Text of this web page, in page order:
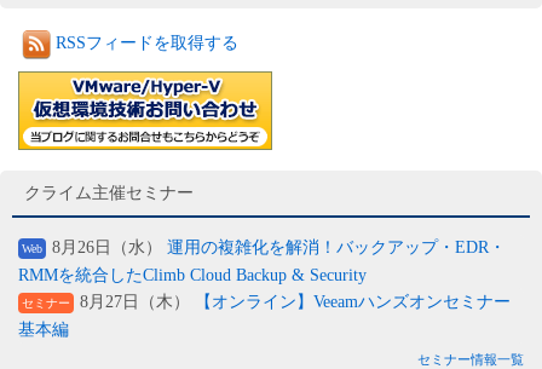
RSSフィードを取得する
クライム主催セミナー
Web 8月26日（水） 運用の複雑化を解消！バックアップ・EDR・
RMMを統合したClimb Cloud Backup & Security
セミナー 8月27日（木）
【オンライン】Veeamハンズオンセミナー
基本編
セミナー情報一覧